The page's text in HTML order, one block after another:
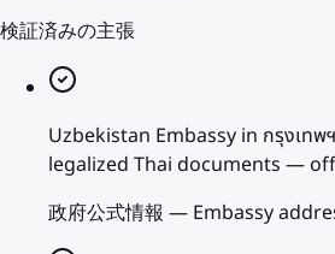
検証済みの主張
Uzbekistan Embassy in กรุงเทพ
legalized Thai documents —
政府公式情報 — Embassy